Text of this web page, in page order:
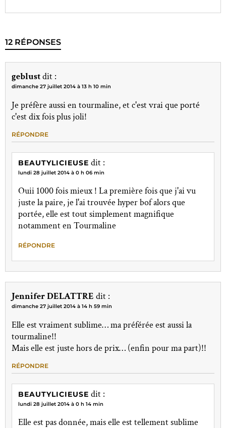
12 RÉPONSES
geblustdit :
dimanche 27 juillet 2014 à 13 h 10 min
Je préfère aussi en tourmaline, et c'est vrai que porté
c'est dix fois plus joli!
RÉPONDRE
BEAUTYLICIEUSE dit :
lundi 28 juillet 2014 à 0 h 06 min
Ouii 1000 fois mieux ! La première fois que j'ai vu
juste la paire, je l'ai trouvée hyper bof alors que
portée, elle est tout simplement magnifique
notamment en Tourmaline
RÉPONDRE
Jennifer DELATTRE dit :
dimanche 27 juillet 2014 à 14 h 59 min
Elle est vraiment sublime… ma préférée est aussi la
tourmaline!!
Mais elle est juste hors de prix… (enfin pour ma part)!!
RÉPONDRE
BEAUTYLICIEUSE dit :
lundi 28 juillet 2014 à 0 h 14 min
Elle est pas donnée, mais elle est tellement sublime